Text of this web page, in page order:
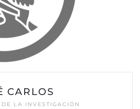
CARLOS
LA INVESTIGACIÓN